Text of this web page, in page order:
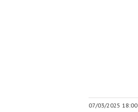
07/03/2025 18:00